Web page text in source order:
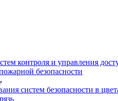
контроля и управления
безопасности
систем безопасности в